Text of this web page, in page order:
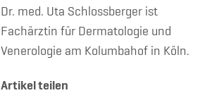
Dr. med. Uta Schlossberger ist
Fachärztin für Dermatologie und
Venerologie am Kolumbahof in Köln.
Artikel teilen